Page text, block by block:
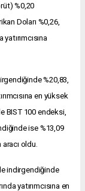
%0,20
Doları %0,26,
%20,83,
en yüksek
BIST 100 endeksi,
ise %13,09
oldu.
indirgendiğinde
yatırımcısına en